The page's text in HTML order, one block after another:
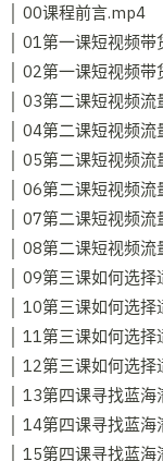
│ 00课程前言.mp4
│ 01第一课短视频
│ 02第一课短视频
│ 03第二课短视频
│ 04第二课短视频
│ 05第二课短视频
│ 06第二课短视频
│ 07第二课短视频
│ 08第二课短视频
│ 09第三课如何选
│ 10第三课如何选
│ 11第三课如何选
│ 12第三课如何选
│ 13第四课寻找蓝
│ 14第四课寻找蓝
│ 15第四课寻找蓝